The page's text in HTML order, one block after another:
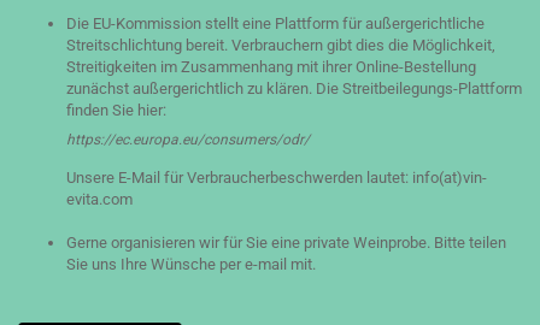
Die EU-Kommission stellt eine Plattform für außergerichtliche
Streitschlichtung bereit. Verbrauchern gibt dies die Möglichkeit,
Streitigkeiten im Zusammenhang mit ihrer Online-Bestellung
zunächst außergerichtlich zu klären. Die Streitbeilegungs-Plattform
finden Sie hier:
https://ec.europa.eu/consumers/odr/
Unsere E-Mail für Verbraucherbeschwerden lautet: info(at)vin-
evita.com
Gerne organisieren wir für Sie eine private Weinprobe. Bitte teilen
Sie uns Ihre Wünsche per e-mail mit.